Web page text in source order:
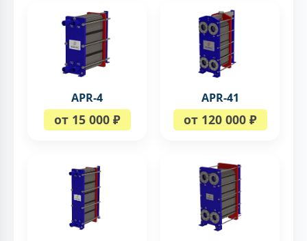
APR-4
от 15 000 ₽
APR-41
от 120 000 ₽